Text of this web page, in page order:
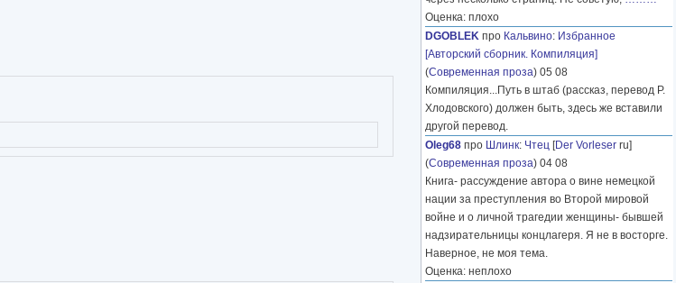
Оценка: плохо
DGOBLEK про Кальвино: Избранное
[Авторский сборник. Компиляция]
(Современная проза) 05 08
Компиляция...Путь в штаб (рассказ, перевод Р.
Хлодовского) должен быть, здесь же вставили
другой перевод.
Oleg68 про Шлинк: Чтец [Der Vorleser ru]
(Современная проза) 04 08
Книга- рассуждение автора о вине немецкой
нации за преступления во Второй мировой
войне и о личной трагедии женщины- бывшей
надзирательницы концлагеря. Я не в восторге.
Наверное, не моя тема.
Оценка: неплохо